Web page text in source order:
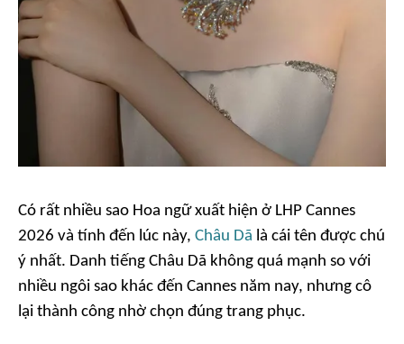
Có rất nhiều sao Hoa ngữ xuất hiện ở LHP Cannes
2026 và tính đến lúc này, Châu Dã là cái tên được chú
ý nhất. Danh tiếng Châu Dã không quá mạnh so với
nhiều ngôi sao khác đến Cannes năm nay, nhưng cô
lại thành công nhờ chọn đúng trang phục.